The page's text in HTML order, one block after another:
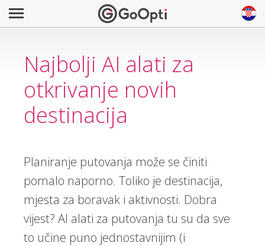
Najbolji AI alati za
otkrivanje novih
destinacija
Planiranje putovanja može se činiti
pomalo naporno. Toliko je destinacija,
mjesta za boravak i aktivnosti. Dobra
vijest? AI alati za putovanja tu su da sve
to učine puno jednostavnijim (i